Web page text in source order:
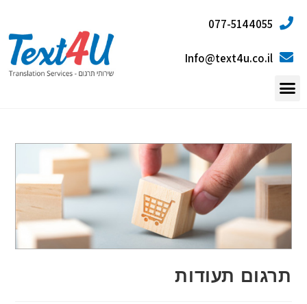
077-5144055
Info@text4u.co.il
תרגום תעודות